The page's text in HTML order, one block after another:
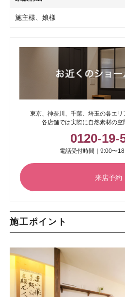
施主様、娘様
東京、神奈川、千葉、埼玉の各エリ
各店舗では実際に自然素材の空
0120-19-
電話受付時間｜9:00〜
来店予約
施工ポイント